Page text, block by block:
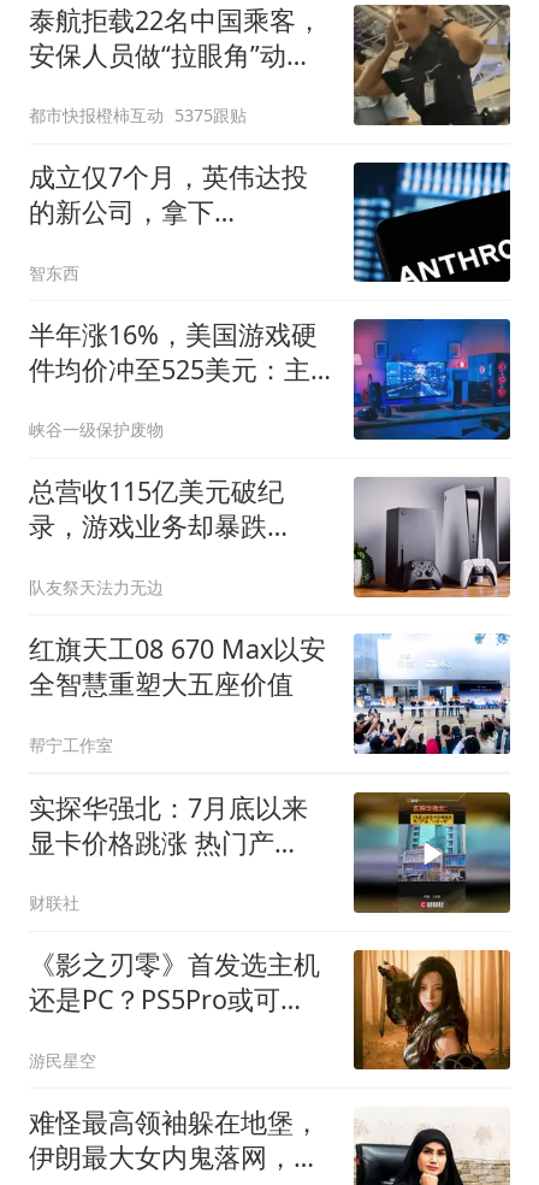
泰航拒载22名中国乘客，
安保人员做“拉眼角”动
拒绝登机决定由航司作
出；亲历者：曾承诺免费
改签但没兑现
都市快报橙柿互动 5375跟贴
成立仅7个月，英伟达投
的新公司，拿下
智东西
半年涨16%，美国游戏硬
件均价冲至525美元：主
全年或破纪录
峡谷一级保护废物
总营收115亿美元破纪
录，游戏业务却暴跌
很受伤
队友祭天法力无边
红旗天工08 670 Max以安
全智慧重塑大五座价值
帮宁工作室
实探华强北：7月底以来
显卡价格跳涨 热门产
财联社
《影之刃零》首发选主机
还是PC？PS5Pro或可
游民星空
难怪最高领袖躲在地堡，
伊朗最大女内鬼落网，哈